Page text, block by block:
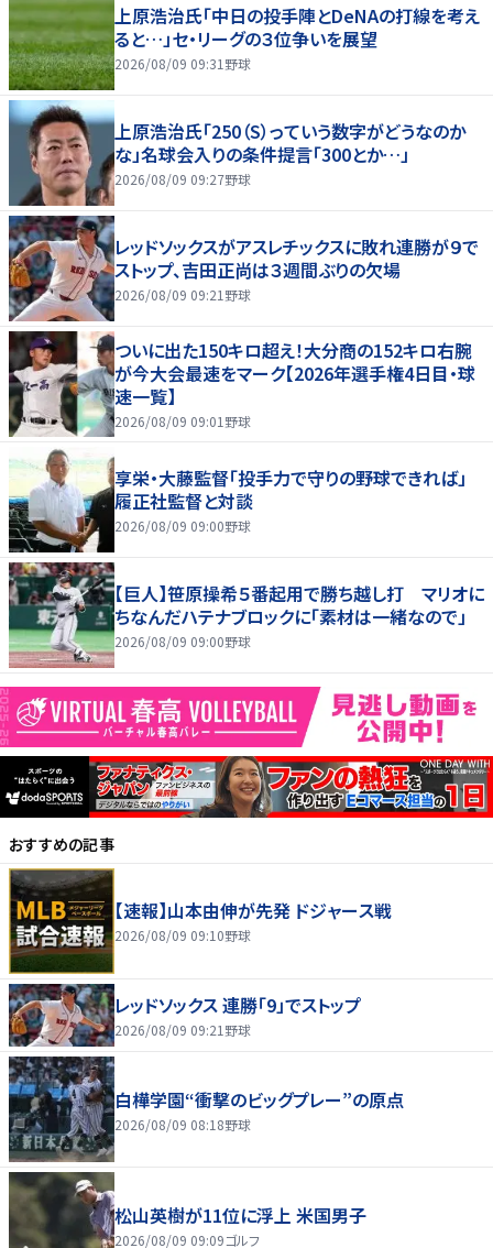
上原浩治氏「中日の投手陣とDeNAの打線を考え
ると…」セ・リーグの３位争いを展望
2026/08/09 09:31 野球
上原浩治氏「250（S）っていう数字がどうなのか
な」名球会入りの条件提言「300とか…」
2026/08/09 09:27野球
レッドソックスがアスレチックスに敗れ連勝が９で
ストップ、吉田正尚は３週間ぶりの欠場
2026/08/09 09:21 野球
ついに出た150キロ超え！大分商の152キロ右腕
が今大会最速をマーク【2026年選手権4日目・球
速一覧】
2026/08/09 09:01 野球
享栄・大藤監督「投手力で守りの野球できれば」
履正社監督と対談
2026/08/09 09:00野球
【巨人】笹原操希５番起用で勝ち越し打 マリオに
ちなんだハテナブロックに「素材は一緒なので」
2026/08/09 09:00野球
おすすめの記事
【速報】山本由伸が先発 ドジャース戦
2026/08/09 09:10野球
レッドソックス 連勝「9」でストップ
2026/08/09 09:21 野球
白樺学園“衝撃のビッグプレー”の原点
2026/08/09 08:18野球
松山英樹が11位に浮上 米国男子
2026/08/09 09:09ゴルフ